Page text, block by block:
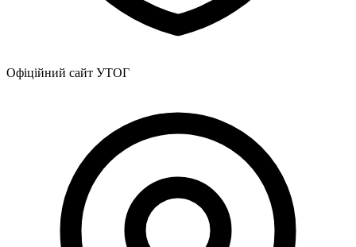
Офіційний сайт УТОГ